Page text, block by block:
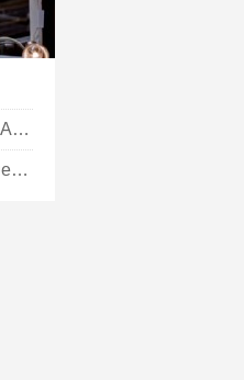
Meilleurs Restaurants Sains À Anaheim
Dîner En Plein Air :un Guide Des Paysages De Table En Plein Air De Lake Charles